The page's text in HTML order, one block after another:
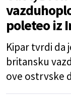
poleteo iz
Kipar tvrdi da
britansku
ove ostrvske